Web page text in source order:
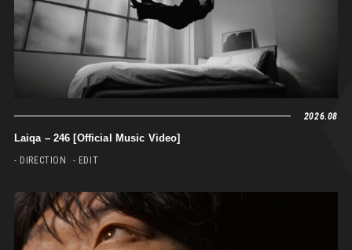
2026.08
Laiqa – 246 [Official Music Video]
- DIRECTION - EDIT